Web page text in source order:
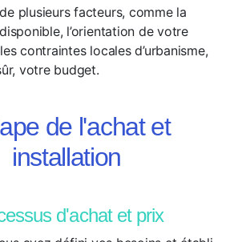
plusieurs facteurs, comme la
l’orientation de votre
contraintes locales d’urbanisme,
votre budget.
de l'achat et
installation
d'achat et prix